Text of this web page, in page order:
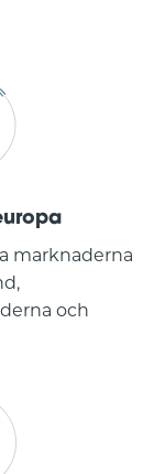
marknaderna
och